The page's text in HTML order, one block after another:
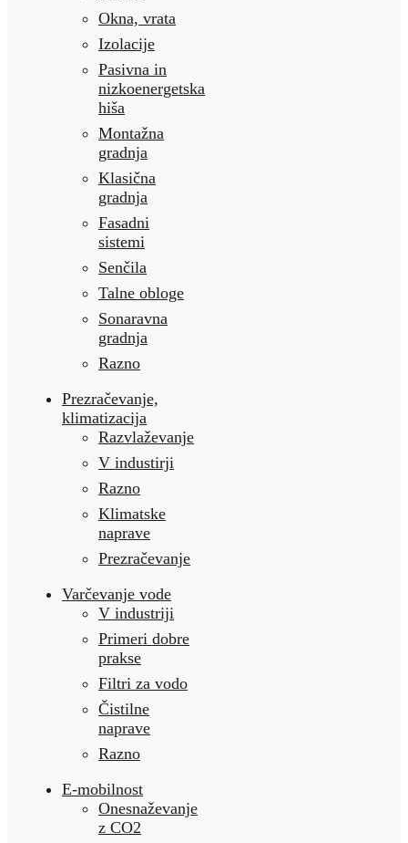
Okna, vrata
Izolacije
Pasivna in
nizkoenergetska
hiša
Montažna
gradnja
Klasična
gradnja
Fasadni
sistemi
Senčila
Talne obloge
Sonaravna
gradnja
Razno
Prezračevanje,
klimatizacija
Razvlaževanje
V industirji
Razno
Klimatske
naprave
Prezračevanje
Varčevanje vode
V industriji
Primeri dobre
prakse
Filtri za vodo
Čistilne
naprave
Razno
E-mobilnost
Onesnaževanje
z CO2